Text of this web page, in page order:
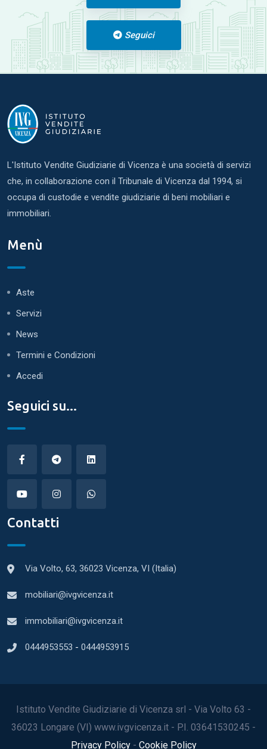
Seguici
L'Istituto Vendite Giudiziarie di Vicenza è una società di servizi
che, in collaborazione con il Tribunale di Vicenza dal 1994, si
occupa di custodie e vendite giudiziarie di beni mobiliari e
immobiliari.
Menù
Aste
Servizi
News
Termini e Condizioni
Accedi
Seguici su...
Contatti
Via Volto, 63, 36023 Vicenza, VI (Italia)
mobiliari@ivgvicenza.it
immobiliari@ivgvicenza.it
0444953553 - 0444953915
Istituto Vendite Giudiziarie di Vicenza srl - Via Volto 63 -
36023 Longare (VI) www.ivgvicenza.it - P.I. 03641530245 -
Privacy Policy - Cookie Policy